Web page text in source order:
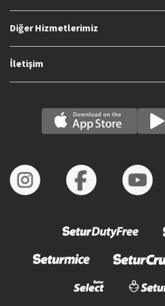
Diğer Hizmetlerimiz
İletişim